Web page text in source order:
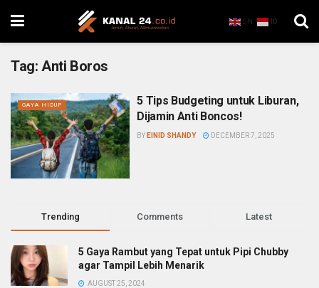
EN ID
Tag: Anti Boros
GAYA HIDUP
5 Tips Budgeting untuk Liburan,
Dijamin Anti Boncos!
BY EINID SHANDY DECEMBER 7, 2025
Trending Comments Latest
5 Gaya Rambut yang Tepat untuk Pipi Chubby
agar Tampil Lebih Menarik
AUGUST 25, 2024